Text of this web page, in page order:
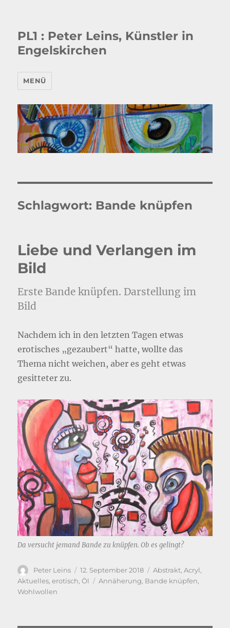
PL1 : Peter Leins, Künstler in
Engelskirchen
MENÜ
Schlagwort: Bande knüpfen
Liebe und Verlangen im
Bild
Erste Bande knüpfen. Darstellung im
Bild
Nachdem ich in den letzten Tagen etwas
erotisches „gezaubert“ hatte, wollte das
Thema nicht weichen, aber es geht etwas
gesitteter zu.
Da versucht jemand Bande zu knüpfen. Ob es gelingt?
Autor
Peter Leins
Veröffentlicht
am
12. September 2018 Kategorien
Abstrakt,Acryl,
Aktuelles,erotisch,Öl Schlagwörter
Annäherung, Bande knüpfen,
Wohlwollen